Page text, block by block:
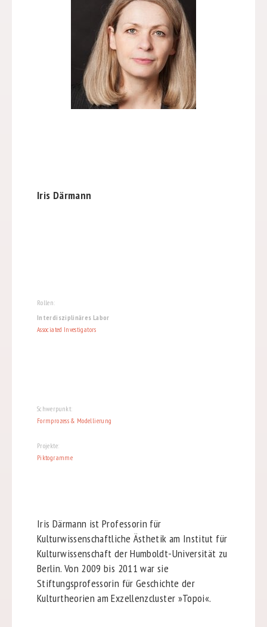
Iris Därmann
Rollen:
Interdisziplinäres Labor
Associated Investigators
Schwerpunkt:
Formprozess & Modellierung
Projekte:
Piktogramme
Iris Därmann ist Professorin für
Kulturwissenschaftliche Ästhetik am Institut für
Kulturwissenschaft der Humboldt-Universität zu
Berlin. Von 2009 bis 2011 war sie
Stiftungsprofessorin für Geschichte der
Kulturtheorien am Exzellenzcluster »Topoi«.